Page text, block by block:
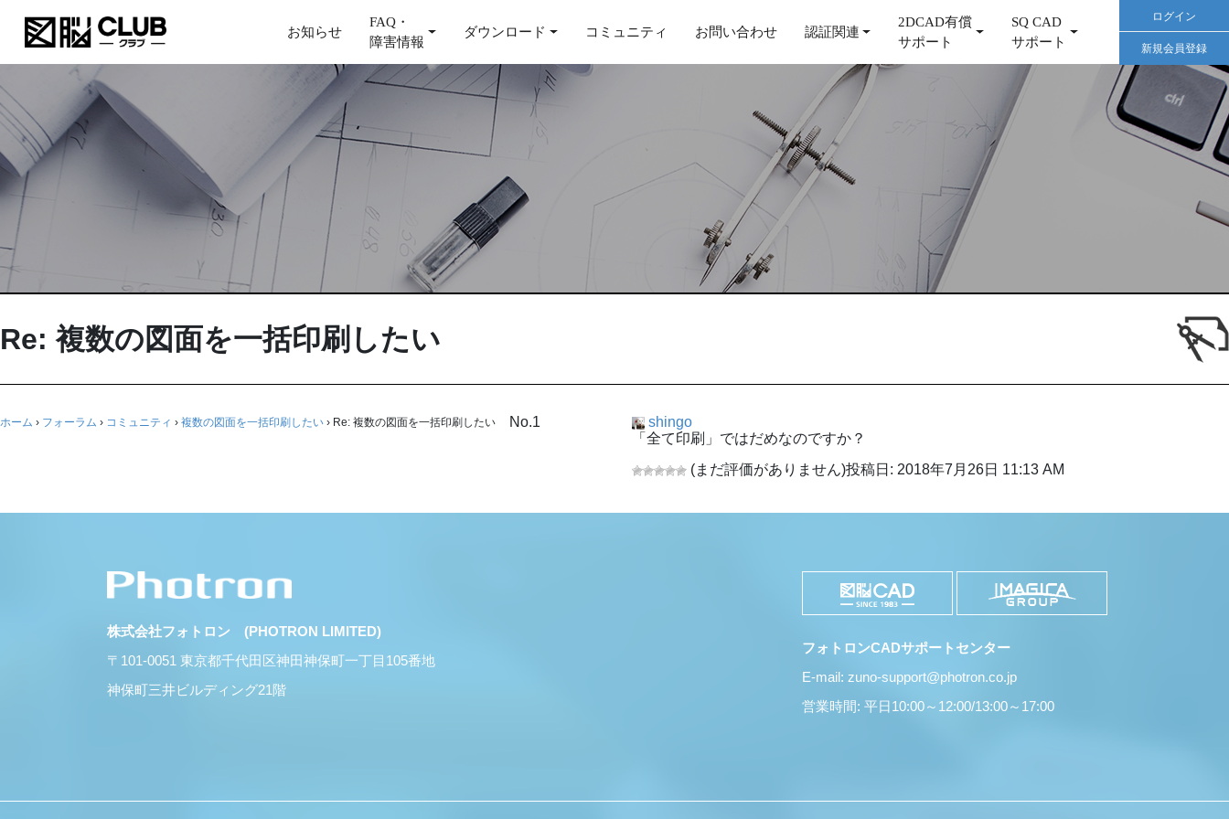
お知らせ
FAQ・
障害情報
ダウンロード コミュニティ お問い合わせ 認証関連
2DCAD有償
サポート
SQ CAD
サポート
ログイン
新規会員登録
Re: 複数の図面を一括印刷したい
ホーム › フォーラム › コミュニティ › 複数の図面を一括印刷したい › Re: 複数の図面を一括印刷したい No.1
shingo
「全て印刷」ではだめなのですか？
(まだ評価がありません)投稿日: 2018年7月26日 11:13 AM
株式会社フォトロン (PHOTRON LIMITED)
〒101-0051 東京都千代田区神田神保町一丁目105番地
神保町三井ビルディング21階
フォトロンCADサポートセンター
E-mail: zuno-support@photron.co.jp
営業時間: 平日10:00～12:00/13:00～17:00